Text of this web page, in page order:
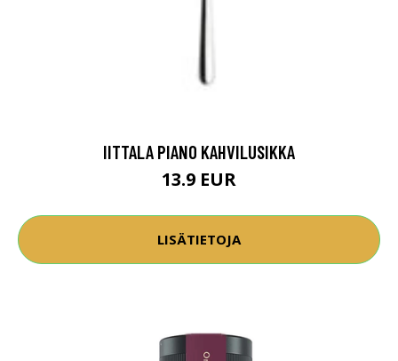
IITTALA PIANO KAHVILUSIKKA
13.9 EUR
LISÄTIETOJA